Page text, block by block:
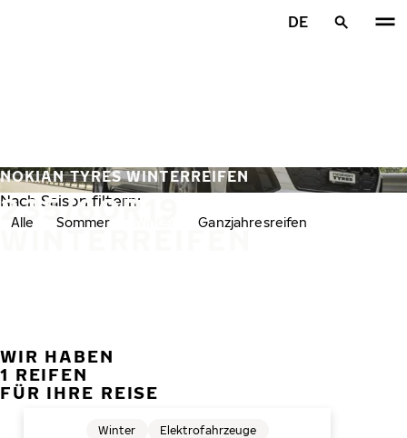
DE
235/60R19
WINTERREIFEN
NOKIAN TYRES WINTERREIFEN
Nach Saison filtern:
Alle Sommer Ganzjahresreifen
WIR HABEN
1 REIFEN
FÜR IHRE REISE
Winter Elektrofahrzeuge